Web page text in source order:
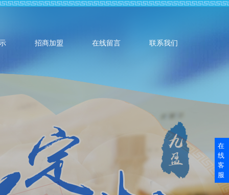
招商加盟 在线留言 联系我们
在
线
客
服